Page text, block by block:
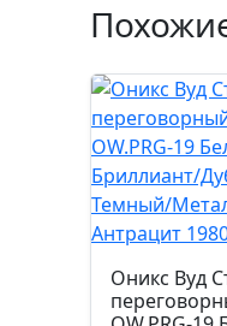
Оникс Вуд